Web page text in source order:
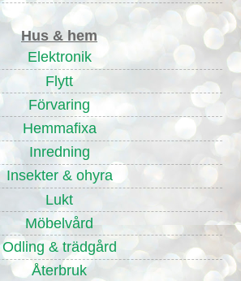
Hus & hem
Elektronik
Flytt
Förvaring
Hemmafixa
Inredning
Insekter & ohyra
Lukt
Möbelvård
Odling & trädgård
Återbruk